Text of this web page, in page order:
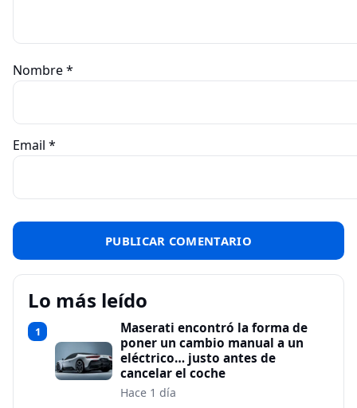
Nombre*
Email *
Lo más leído
1
Maserati encontró la forma de
poner un cambio manual a un
eléctrico… justo antes de
cancelar el coche
Hace 1 día